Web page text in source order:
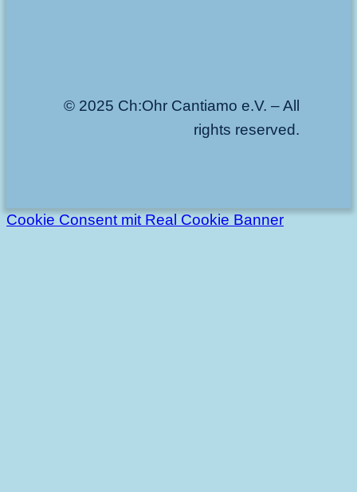
© 2025 Ch:Ohr Cantiamo e.V. – All
rights reserved.
Cookie Consent mit Real Cookie Banner